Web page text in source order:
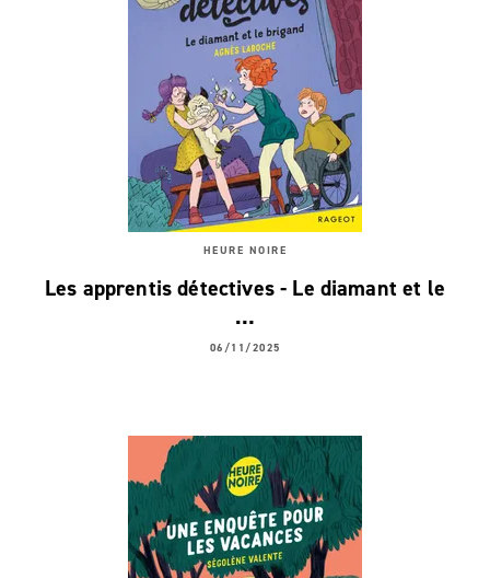
HEURE NOIRE
Les apprentis détectives - Le diamant et le
…
06/11/2025